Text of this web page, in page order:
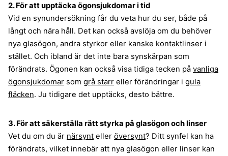
2. För att upptäcka ögonsjukdomar i tid
Vid en synundersökning får du veta hur du ser, både på
långt och nära håll. Det kan också avslöja om du behöver
nya glasögon, andra styrkor eller kanske kontaktlinser i
stället. Och ibland är det inte bara synskärpan som
förändrats. Ögonen kan också visa tidiga tecken på vanliga
ögonsjukdomar som grå starr eller förändringar i gula
fläcken. Ju tidigare det upptäcks, desto bättre.
3. För att säkerställa rätt styrka på glasögon och linser
Vet du om du är närsynt eller översynt? Ditt synfel kan ha
förändrats, vilket innebär att nya glasögon eller linser kan